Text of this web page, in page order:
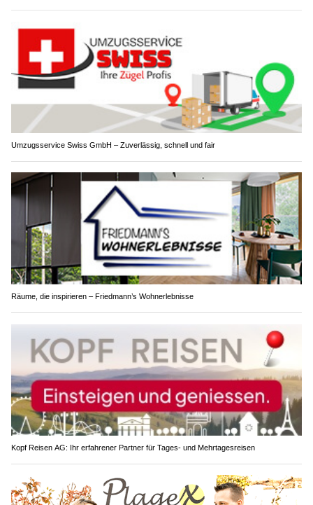
Umzugsservice Swiss GmbH – Zuverlässig, schnell und fair
Räume, die inspirieren – Friedmann’s Wohnerlebnisse
Kopf Reisen AG: Ihr erfahrener Partner für Tages- und Mehrtagesreisen